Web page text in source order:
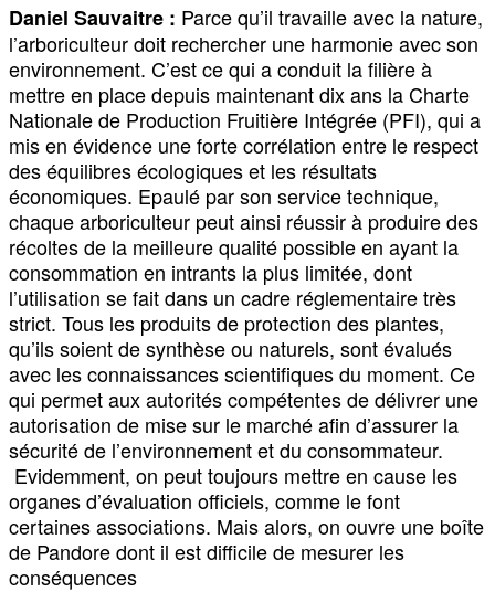
Daniel Sauvaitre : Parce qu’il travaille avec la nature,
l’arboriculteur doit rechercher une harmonie avec son
environnement. C’est ce qui a conduit la filière à
mettre en place depuis maintenant dix ans la Charte
Nationale de Production Fruitière Intégrée (PFI), qui a
mis en évidence une forte corrélation entre le respect
des équilibres écologiques et les résultats
économiques. Epaulé par son service technique,
chaque arboriculteur peut ainsi réussir à produire des
récoltes de la meilleure qualité possible en ayant la
consommation en intrants la plus limitée, dont
l’utilisation se fait dans un cadre réglementaire très
strict. Tous les produits de protection des plantes,
qu’ils soient de synthèse ou naturels, sont évalués
avec les connaissances scientifiques du moment. Ce
qui permet aux autorités compétentes de délivrer une
autorisation de mise sur le marché afin d’assurer la
sécurité de l’environnement et du consommateur.
Evidemment, on peut toujours mettre en cause les
organes d’évaluation officiels, comme le font
certaines associations. Mais alors, on ouvre une boîte
de Pandore dont il est difficile de mesurer les
conséquences